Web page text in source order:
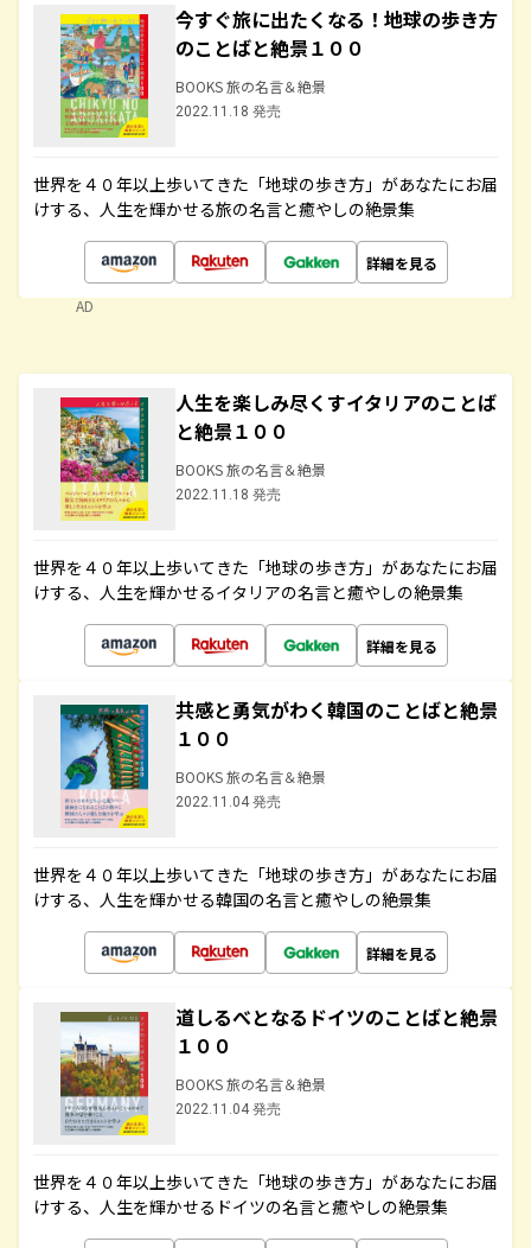
今すぐ旅に出たくなる！地球の歩き方
のことばと絶景１００
BOOKS 旅の名言＆絶景
2022.11.18 発売
世界を４０年以上歩いてきた「地球の歩き方」があなたにお届
けする、人生を輝かせる旅の名言と癒やしの絶景集
詳細を見る
AD
人生を楽しみ尽くすイタリアのことば
と絶景１００
BOOKS 旅の名言＆絶景
2022.11.18 発売
世界を４０年以上歩いてきた「地球の歩き方」があなたにお届
けする、人生を輝かせるイタリアの名言と癒やしの絶景集
詳細を見る
共感と勇気がわく韓国のことばと絶景
１００
BOOKS 旅の名言＆絶景
2022.11.04 発売
世界を４０年以上歩いてきた「地球の歩き方」があなたにお届
けする、人生を輝かせる韓国の名言と癒やしの絶景集
詳細を見る
道しるべとなるドイツのことばと絶景
１００
BOOKS 旅の名言＆絶景
2022.11.04 発売
世界を４０年以上歩いてきた「地球の歩き方」があなたにお届
けする、人生を輝かせるドイツの名言と癒やしの絶景集